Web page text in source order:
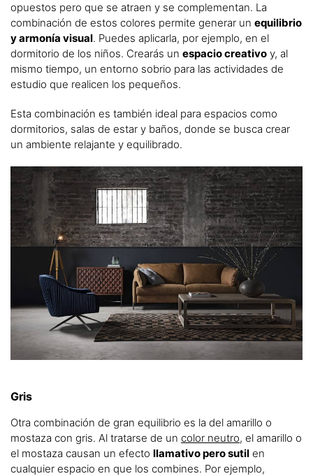
opuestos pero que se atraen y se complementan. La
combinación de estos colores permite generar un equilibrio
y armonía visual. Puedes aplicarla, por ejemplo, en el
dormitorio de los niños. Crearás un espacio creativo y, al
mismo tiempo, un entorno sobrio para las actividades de
estudio que realicen los pequeños.
Esta combinación es también ideal para espacios como
dormitorios, salas de estar y baños, donde se busca crear
un ambiente relajante y equilibrado.
Gris
Otra combinación de gran equilibrio es la del amarillo o
mostaza con gris. Al tratarse de un color neutro, el amarillo o
el mostaza causan un efecto llamativo pero sutil en
cualquier espacio en que los combines. Por ejemplo,